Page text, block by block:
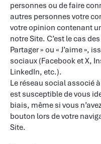
personnes ou de faire
autres personnes votre
votre opinion contenant
notre Site. C’est le cas
Partager » ou « J’aime »,
sociaux (Facebook et X,
LinkedIn, etc.).
Le réseau social associé
est susceptible de vous
biais, même si vous
bouton lors de votre
Site.